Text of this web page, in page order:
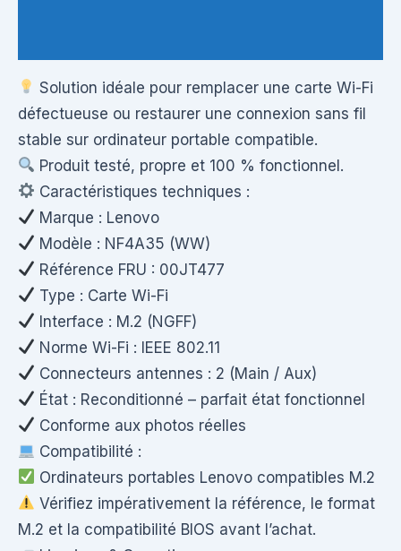
Solution idéale pour remplacer une carte Wi-Fi
défectueuse ou restaurer une connexion sans fil
stable sur ordinateur portable compatible.
Produit testé, propre et 100 % fonctionnel.
Caractéristiques techniques :
Marque : Lenovo
Modèle : NF4A35 (WW)
Référence FRU : 00JT477
Type : Carte Wi-Fi
Interface : M.2 (NGFF)
Norme Wi-Fi : IEEE 802.11
Connecteurs antennes : 2 (Main / Aux)
État : Reconditionné – parfait état fonctionnel
Conforme aux photos réelles
Compatibilité :
Ordinateurs portables Lenovo compatibles M.2
Vérifiez impérativement la référence, le format
M.2 et la compatibilité BIOS avant l’achat.